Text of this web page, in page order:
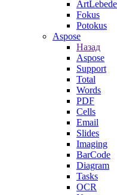
Fokus
Potokus
Aspose
Назад
Aspose
Support
Total
Words
PDF
Cells
Email
Slides
Imaging
BarCode
Diagram
Tasks
OCR